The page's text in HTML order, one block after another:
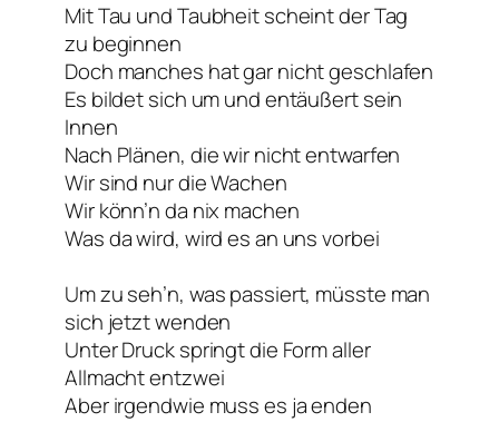
Mit Tau und Taubheit scheint der Tag
zu beginnen
Doch manches hat gar nicht geschlafen
Es bildet sich um und entäußert sein
Innen
Nach Plänen, die wir nicht entwarfen
Wir sind nur die Wachen
Wir könn’n da nix machen
Was da wird, wird es an uns vorbei
Um zu seh’n, was passiert, müsste man
sich jetzt wenden
Unter Druck springt die Form aller
Allmacht entzwei
Aber irgendwie muss es ja enden